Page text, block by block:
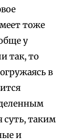
тоже
у
так, то
в
суть, таким
и